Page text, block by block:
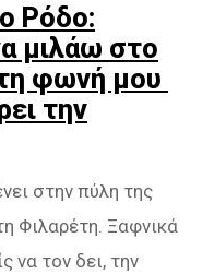
Ρόδο:
μιλάω στο
τη φωνή μου
την
στην πύλη της
Φιλαρέτη. Ξαφνικά
να τον δει, την